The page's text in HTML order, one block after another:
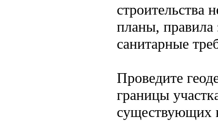
строительства
планы, правила
санитарные
Проведите
границы
существующих